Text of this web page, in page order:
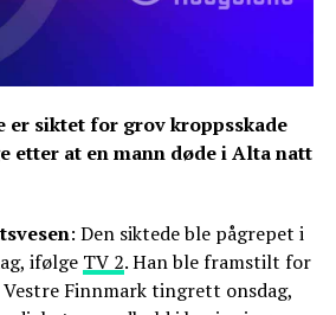
er siktet for grov kroppsskade
etter at en mann døde i Alta natt
: Den siktede ble pågrepet i
ifølge TV 2. Han ble framstilt for
Finnmark tingrett onsdag,